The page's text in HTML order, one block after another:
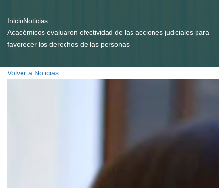
InicioNoticias
Académicos evaluaron efectividad de las acciones judiciales para
favorecer los derechos de las personas
Volver a Noticias